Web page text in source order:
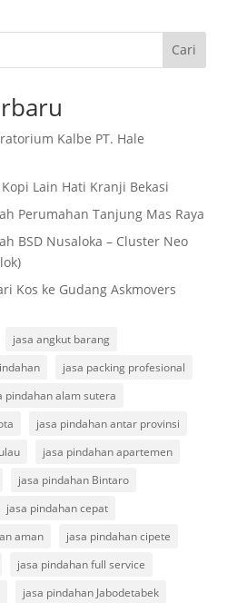
Cari
Kalbe PT. Hale
Lain Hati Kranji Bekasi
Perumahan Tanjung Mas Raya
BSD Nusaloka – Cluster Neo
Kos ke Gudang Askmovers
jasa angkut barang
jasa packing profesional
pindahan alam sutera
jasa pindahan antar provinsi
jasa pindahan apartemen
jasa pindahan Bintaro
jasa pindahan cepat
aman
jasa pindahan cipete
jasa pindahan full service
jasa pindahan Jabodetabek